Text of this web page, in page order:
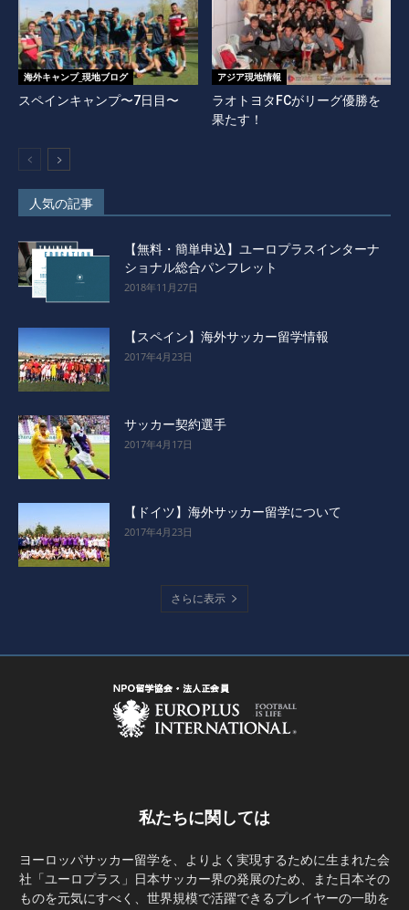
海外キャンプ_現地ブログ
スペインキャンプ〜7日目〜
アジア現地情報
ラオトヨタFCがリーグ優勝を
果たす！
人気の記事
【無料・簡単申込】ユーロプラスインターナ
ショナル総合パンフレット
2018年11月27日
【スペイン】海外サッカー留学情報
2017年4月23日
サッカー契約選手
2017年4月17日
【ドイツ】海外サッカー留学について
2017年4月23日
さらに表示
私たちに関しては
ヨーロッパサッカー留学を、よりよく実現するために生まれた会
社「ユーロプラス」日本サッカー界の発展のため、また日本その
ものを元気にすべく、世界規模で活躍できるプレイヤーの一助を